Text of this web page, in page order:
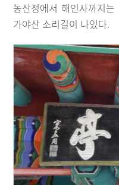
농산정에서 해인사까지
가야산 소리길이 나있다.